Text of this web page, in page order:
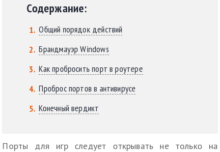
Содержание:
Общий порядок действий
Брандмауэр Windows
Как пробросить порт в роутере
Проброс портов в антивирусе
Конечный вердикт
Порты для игр следует открывать не только на